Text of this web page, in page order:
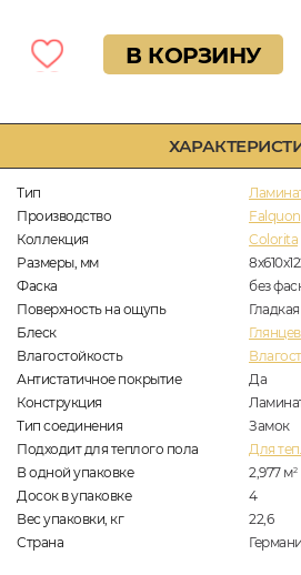
Тип
Производство
Falquon
Коллекция
Colorita
Размеры, мм
Фаска
без
Поверхность на ощупь
Гладкая
Блеск
Влагостойкость
Антистатичное покрытие
Да
Конструкция
Тип соединения
Замок
Подходит для теплого пола
Для
В одной упаковке
2,977 м2
Досок в упаковке
4
Вес упаковки, кг
22,6
Страна
В КОРЗИНУ